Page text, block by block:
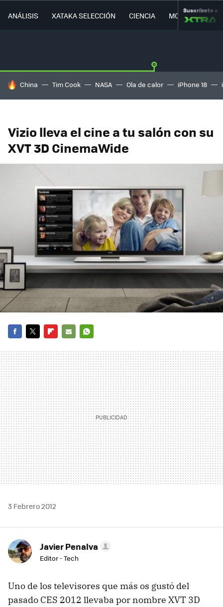
ANÁLISIS XATAKA SELECCIÓN CIENCIA MOVILIDAD
Suscríbete a
HOY SE HABLA DE
China Tim Cook NASA Ola de calor iPhone 18
Vizio lleva el cine a tu salón con su
XVT 3D CinemaWide
MAIL
3 Febrero 2012
Javier Penalva
Editor - Tech
Uno de los televisores que más os gustó del
pasado CES 2012 llevaba por nombre XVT 3D